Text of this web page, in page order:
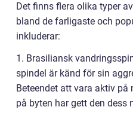
Det finns flera olika typer
bland de farligaste och
inkluderar:
1. Brasiliansk
spindel är känd för sin
Beteendet att vara aktiv
på byten har gett den dess